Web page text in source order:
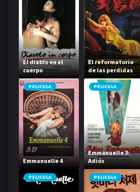
El diablo en el
cuerpo
El reformatorio
de las perdidas
PELICULA
Emmanuelle 4
PELICULA
Emmanuelle 3:
Adiós
Emmanuelle
PELICULA PELICULA